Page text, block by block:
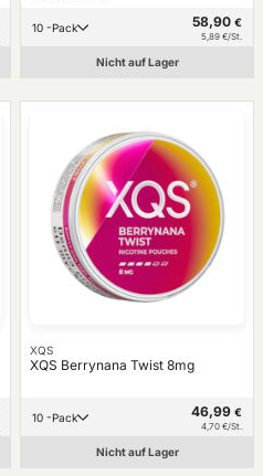
10 -Pack 58,90 €
5,89 €/St.
Nicht auf Lager
XQS
XQS Berrynana Twist 8mg
10 -Pack 46,99 €
4,70 €/St.
Nicht auf Lager